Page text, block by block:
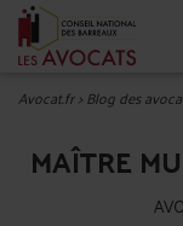
Avocat.fr>Blog des
MAÎTRE